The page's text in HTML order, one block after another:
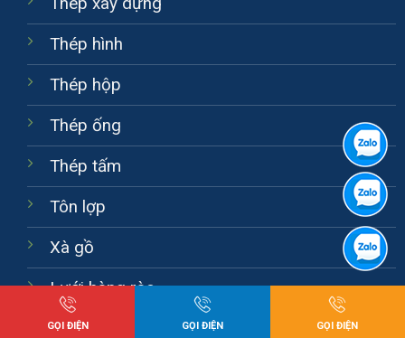
Thép hình
Thép hộp
Thép ống
Thép tấm
Tôn lợp
Xà gồ
Lưới hàng rào
GỌI ĐIỆN GỌI ĐIỆN GỌI ĐIỆN